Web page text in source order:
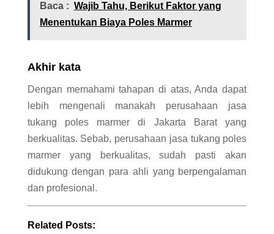
Baca : Wajib Tahu, Berikut Faktor yang
Menentukan Biaya Poles Marmer
Akhir kata
Dengan memahami tahapan di atas, Anda dapat
lebih mengenali manakah perusahaan jasa
tukang poles marmer di Jakarta Barat yang
berkualitas. Sebab, perusahaan jasa tukang poles
marmer yang berkualitas, sudah pasti akan
didukung dengan para ahli yang berpengalaman
dan profesional.
Related Posts: